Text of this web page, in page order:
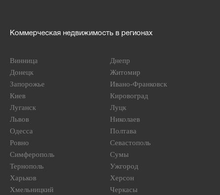
Коммерческая недвижимость в регионах
Винница
Днепр
Донецк
Житомир
Запорожье
Ивано-Франковск
Киев
Кировоград
Луганск
Луцк
Львов
Николаев
Одесса
Полтава
Ровно
Севастополь
Симферополь
Сумы
Тернополь
Ужгород
Харьков
Херсон
Хмельницкий
Черкасы